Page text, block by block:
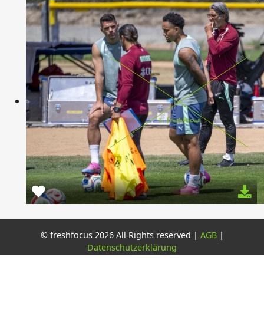
© freshfocus 2026 All Rights reserved | AGB|
Datenschutzerklärung